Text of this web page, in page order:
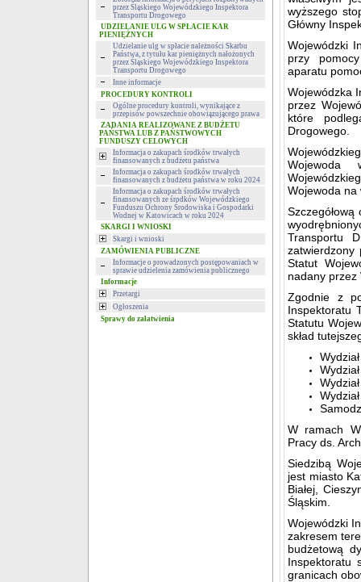
przez Śląskiego Wojewódzkiego Inspektora
Transportu Drogowego
UDZIELANIE ULG W SPŁACIE KAR
PIENIĘŻNYCH
Udzielanie ulg w spłacie należności Skarbu
Państwa, z tytułu kar pieniężnych nałożonych
przez Śląskiego Wojewódzkiego Inspektora
Transportu Drogowego
Inne informacje
PROCEDURY KONTROLI
Ogólne procedury kontroli, wynikające z
przepisów powszechnie obowiązującego prawa
ZADANIA REALIZOWANE Z BUDŻETU
PAŃSTWA LUB Z PAŃSTWOWYCH
FUNDUSZY CELOWYCH
Informacja o zakupach środków trwałych
finansowanych z budżetu państwa
Informacja o zakupach środków trwałych
finansowanych z budżetu państwa w roku 2024
Informacja o zakupach środków trwałych
finansowanych ze środków Wojewódzkiego
Funduszu Ochrony Środowiska i Gospodarki
Wodnej w Katowicach w roku 2024
SKARGI I WNIOSKI
Skargi i wnioski
ZAMÓWIENIA PUBLICZNE
Informacje o prowadzonych postępowaniach w
sprawie udzielenia zamówienia publicznego
Informacje
Przetargi
Ogłoszenia
Sprawy do załatwienia
wyższego
Główny
Wojewódzki
przy
aparatu
Wojewódzka
przez
które
Drogowego.
Wojewoda
Wojewoda na
Transportu
zatwierdzony
Statut
nadany przez
Zgodnie z
Inspektoratu
Statutu
skład
W ramach
Pracy ds.
Siedzibą
jest miasto
Białej,
Śląskim.
Wojewódzki
zakresem
budżetową
Inspektoratu
granicach